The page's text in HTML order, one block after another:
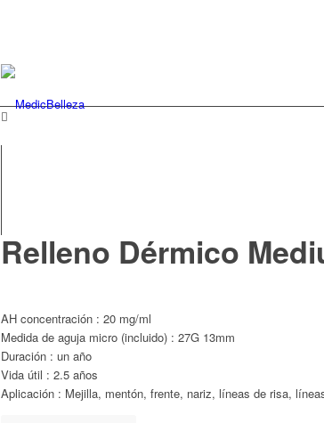
Relleno Dérmico
AH concentración : 20 mg/ml
Medida de aguja micro (incluido) : 27G 13mm
Duración : un año
Vida útil : 2.5 años
Aplicación : Mejilla, mentón, frente, nariz, líneas de risa,